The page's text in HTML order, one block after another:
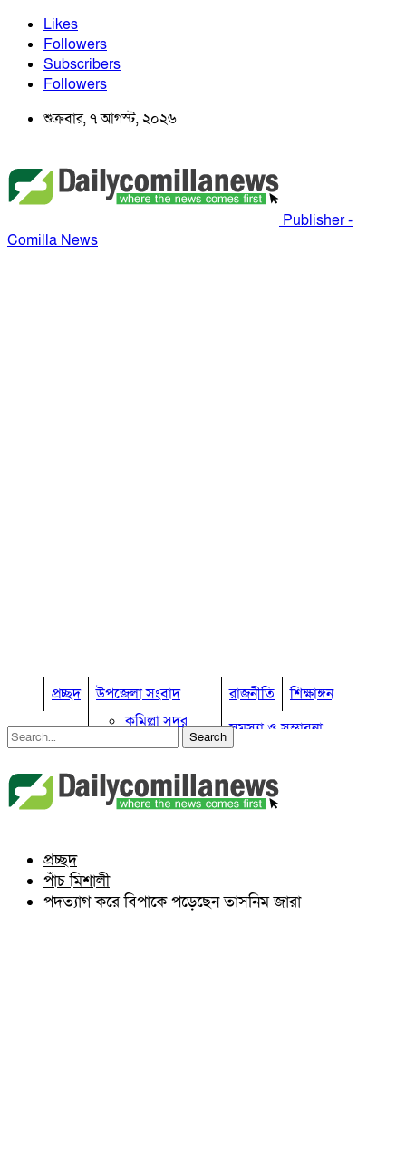
Likes
Followers
Subscribers
Followers
শুক্রবার, ৭ আগস্ট, ২০২৬
Publisher -
Comilla News
প্রচ্ছদ
উপজেলা সংবাদ
কুমিল্লা সদর
কুমিল্লা সদর দক্ষিণ
ব্রাহ্মণপাড়া
লাকসাম
লালমাই
রাজনীতি
শিক্ষাঙ্গন
সমস্যা ও সম্ভাবনা
কুমিল্লা ভোটের হাওয়া
কুমিল্লার ঐতিহ্য
প্রচ্ছদ
পাঁচ মিশালী
পদত্যাগ করে বিপাকে পড়েছেন তাসনিম জারা